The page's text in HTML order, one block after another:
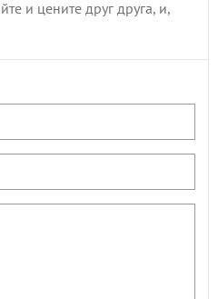
и цените друг друга, и,